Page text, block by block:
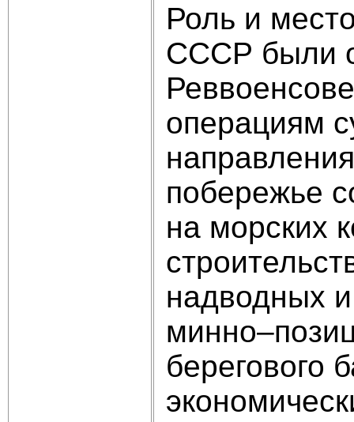
Роль и
СССР были
операциям
побережье
на морских
надводных
берегового